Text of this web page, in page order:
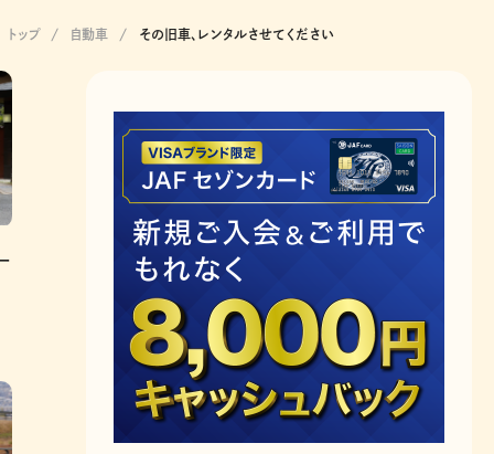
トップ 自動車 その旧車、レンタルさせてください